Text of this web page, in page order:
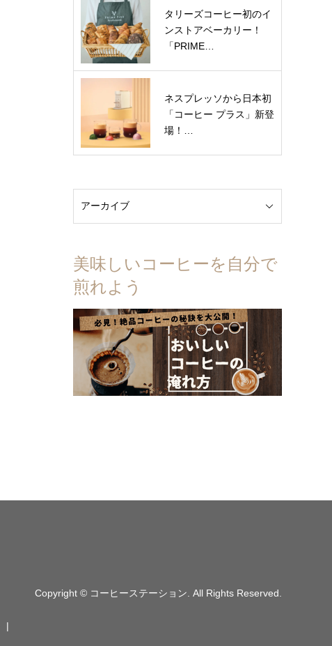
タリーズコーヒー初のイ
ンストアベーカリー！
「PRIME…
ネスプレッソから日本初
「コーヒー プラス」新登
場！…
美味しいコーヒーを自分で
煎れよう
Copyright © コーヒーステーション . All Rights Reserved.